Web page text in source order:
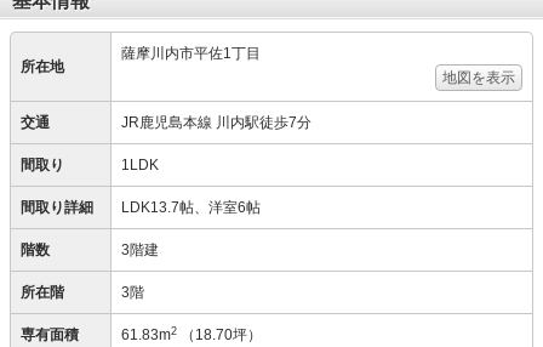
所在地
薩摩川内市平佐1丁目
地図を表示
交通 JR鹿児島本線 川内駅徒歩7分
間取り 1LDK
間取り詳細 LDK13.7帖、洋室6帖
階数 3階建
所在階 3階
専有面積 61.83m2 （18.70坪）